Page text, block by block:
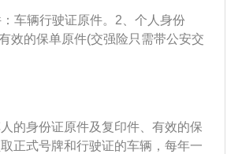
只需到车管所以及车管所指定的车
可。3、异地验车：从2018年9月
和中型客车均可在登记地以外的省
在任一家有资质的机动车检测站就
车辆行驶证原件。2、个人身份
效的保单原件(交强险只需带公安交
：1、非运营车辆：机动车为非运营
车、微型越野客车、小型普通客
日期：注册登记日期必须在2010年9
的身份证原件及复印件、有效的保
正式号牌和行驶证的车辆，每年一